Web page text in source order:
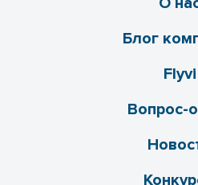
Блог
Flyvi
Вопрос-